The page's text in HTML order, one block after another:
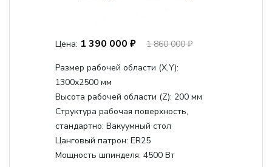
Цена: 1 390 000 ₽ 1 860 000 ₽
Размер рабочей области (Х,Y):
1300x2500 мм
Высота рабочей области (Z): 200 мм
Структура рабочая поверхность,
стандартно: Вакуумный стол
Цанговый патрон: ER25
Мощность шпинделя: 4500 Вт